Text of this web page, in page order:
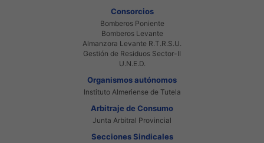
Consorcios
Bomberos Poniente
Bomberos Levante
Almanzora Levante R.T.R.S.U.
Gestión de Residuos Sector-II
U.N.E.D.
Organismos autónomos
Instituto Almeriense de Tutela
Arbitraje de Consumo
Junta Arbitral Provincial
Secciones Sindicales